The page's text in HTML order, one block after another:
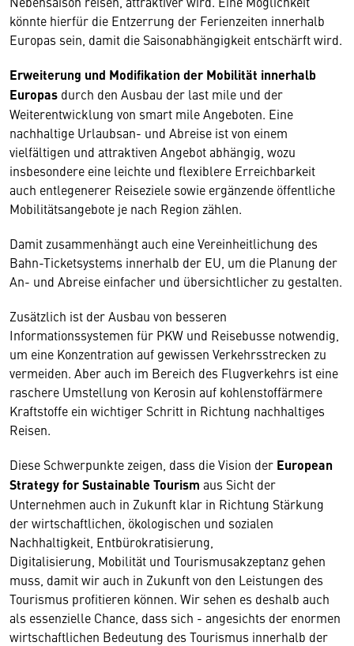
könnte hierfür die Entzerrung der Ferienzeiten innerhalb
Europas sein, damit die Saisonabhängigkeit entschärft wird.
Erweiterung und Modifikation der Mobilität innerhalb
Europas durch den Ausbau der last mile und der
Weiterentwicklung von smart mile Angeboten. Eine
nachhaltige Urlaubsan- und Abreise ist von einem
vielfältigen und attraktiven Angebot abhängig, wozu
insbesondere eine leichte und flexiblere Erreichbarkeit
auch entlegenerer Reiseziele sowie ergänzende öffentliche
Mobilitätsangebote je nach Region zählen.
Damit zusammenhängt auch eine Vereinheitlichung des
Bahn-Ticketsystems innerhalb der EU, um die Planung der
An- und Abreise einfacher und übersichtlicher zu gestalten.
Zusätzlich ist der Ausbau von besseren
Informationssystemen für PKW und Reisebusse notwendig,
um eine Konzentration auf gewissen Verkehrsstrecken zu
vermeiden. Aber auch im Bereich des Flugverkehrs ist eine
raschere Umstellung von Kerosin auf kohlenstoffärmere
Kraftstoffe ein wichtiger Schritt in Richtung nachhaltiges
Reisen.
Diese Schwerpunkte zeigen, dass die Vision der European
Strategy for Sustainable Tourism aus Sicht der
Unternehmen auch in Zukunft klar in Richtung Stärkung
der wirtschaftlichen, ökologischen und sozialen
Nachhaltigkeit, Entbürokratisierung,
Digitalisierung, Mobilität und Tourismusakzeptanz gehen
muss, damit wir auch in Zukunft von den Leistungen des
Tourismus profitieren können. Wir sehen es deshalb auch
als essenzielle Chance, dass sich - angesichts der enormen
wirtschaftlichen Bedeutung des Tourismus innerhalb der